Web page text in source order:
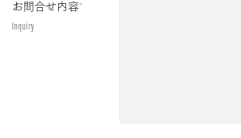
お問合せ内容*
Inquiry